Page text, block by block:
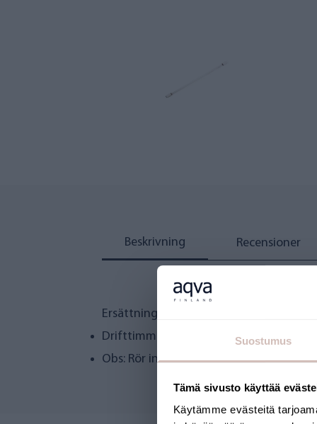
Suostumus
Tämä sivusto käyttää
Käytämme evästeitä
Beskrivning Recensioner
Ersättningslampa för AQVA UV-sändare
Drifttimmar: 9000 (ungefär ett år)
Obs: Rör inte glaset med bara händerna